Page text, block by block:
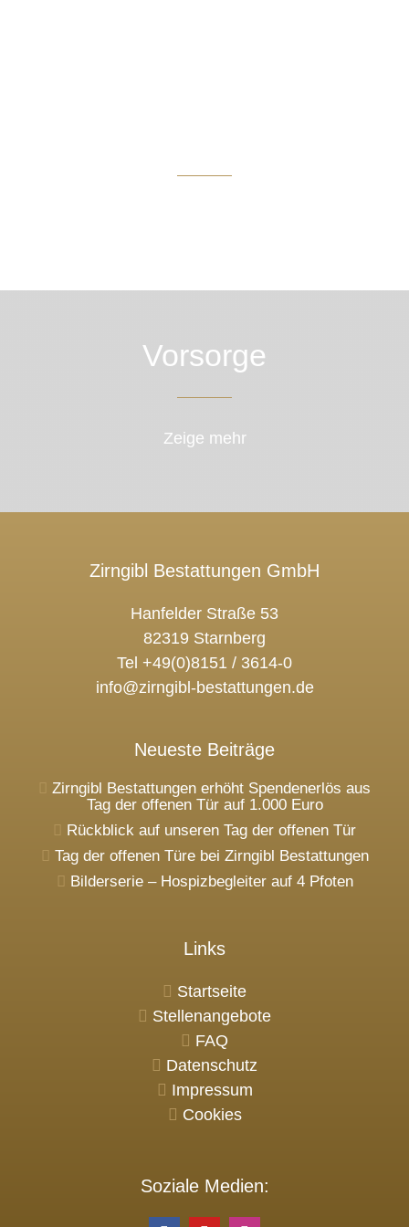
Vorsorge
Zeige mehr
Zirngibl Bestattungen GmbH
Hanfelder Straße 53
82319 Starnberg
Tel +49(0)8151 / 3614-0
info@zirngibl-bestattungen.de
Neueste Beiträge
Zirngibl Bestattungen erhöht Spendenerlös aus
Tag der offenen Tür auf 1.000 Euro
Rückblick auf unseren Tag der offenen Tür
Tag der offenen Türe bei Zirngibl Bestattungen
Bilderserie – Hospizbegleiter auf 4 Pfoten
Links
Startseite
Stellenangebote
FAQ
Datenschutz
Impressum
Cookies
Soziale Medien: